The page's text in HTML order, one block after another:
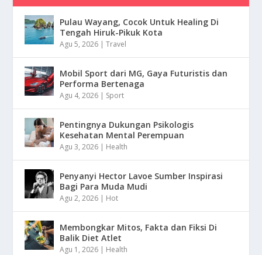
Pulau Wayang, Cocok Untuk Healing Di
Tengah Hiruk-Pikuk Kota
Agu 5, 2026 |Travel
Mobil Sport dari MG, Gaya Futuristis dan
Performa Bertenaga
Agu 4, 2026 | Sport
Pentingnya Dukungan Psikologis
Kesehatan Mental Perempuan
Agu 3, 2026 | Health
Penyanyi Hector Lavoe Sumber Inspirasi
Bagi Para Muda Mudi
Agu 2, 2026 | Hot
Membongkar Mitos, Fakta dan Fiksi Di
Balik Diet Atlet
Agu 1, 2026 | Health